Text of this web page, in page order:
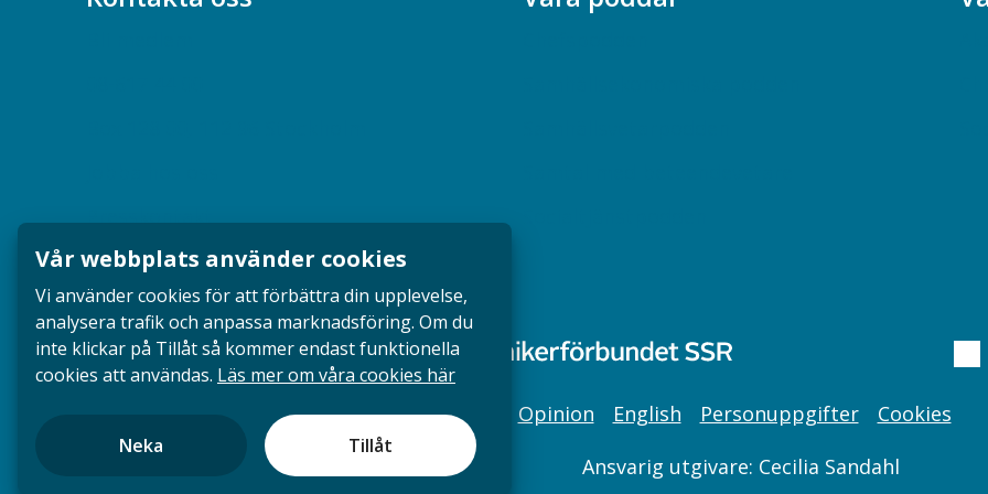
Presskontakt
Dina försäkringar i Akademikerförsäkring
Opinion English Personuppgifter
Cookies
Ansvarig utgivare: Cecilia Sandahl
Vår webbplats använder cookies
Vi använder cookies för att förbättra din upplevelse,
analysera trafik och anpassa marknadsföring. Om du
inte klickar på Tillåt så kommer endast funktionella
cookies att användas. Läs mer om våra cookies här
Neka Tillåt